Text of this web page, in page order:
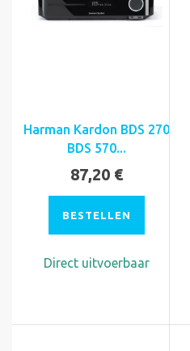
Harman Kardon BDS 270
BDS 570...
87,20 €
BESTELLEN
Direct uitvoerbaar